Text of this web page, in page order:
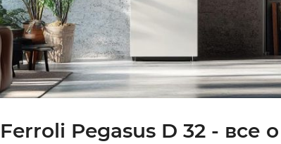
Pegasus D 32 - все